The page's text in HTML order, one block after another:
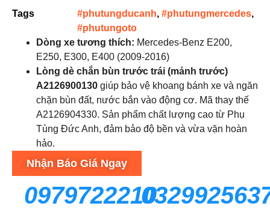
Tags
#phutungducanh, #phutungmercedes,
#phutungoto
Dòng xe tương thích: Mercedes-Benz E200,
E250, E300, E400 (2009-2016)
Lòng dè chắn bùn trước trái (mảnh trước)
A2126900130 giúp bảo vệ khoang bánh xe và ngăn
chặn bùn đất, nước bắn vào động cơ. Mã thay thế
A2126904330. Sản phẩm chất lượng cao từ Phụ
Tùng Đức Anh, đảm bảo độ bền và vừa vặn hoàn
hảo.
Nhận Báo Giá Ngay
0979722210